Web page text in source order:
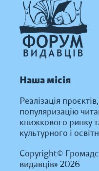
Наша місія
Реалізація
популяризацію
книжкового ринку
культурного і
Copyright©
видавців» 2026